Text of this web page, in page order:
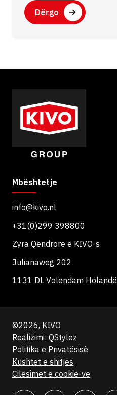
l
q
C
A
H
Mbështetje
info@kivo.nl
+31(0)299 398800
Zyra Qendrore e KIVO-s
Julianaweg 202
1131 DL Volendam Holandë
©2026, KIVO
Realizimi: QStylez
Politika e Privatësisë
Kushtet e shitjes
Cilësimet e cookie-ve